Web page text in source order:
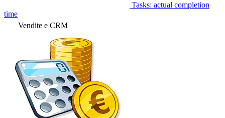
Tasks: actual completion
time
Vendite e CRM